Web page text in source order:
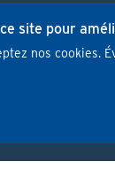
site pour
nos cookies.